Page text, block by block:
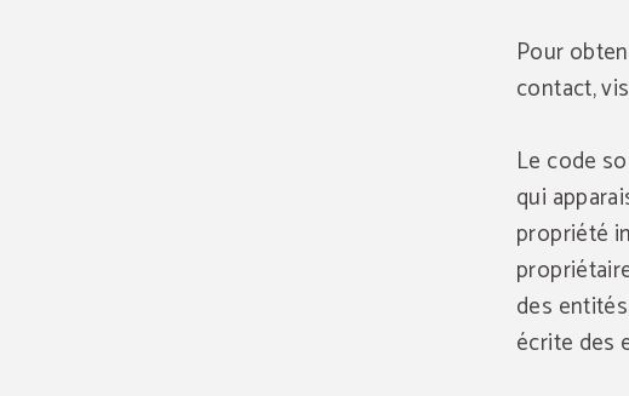
Pour
contact,
Le code
qui
propriété
des
écrite des